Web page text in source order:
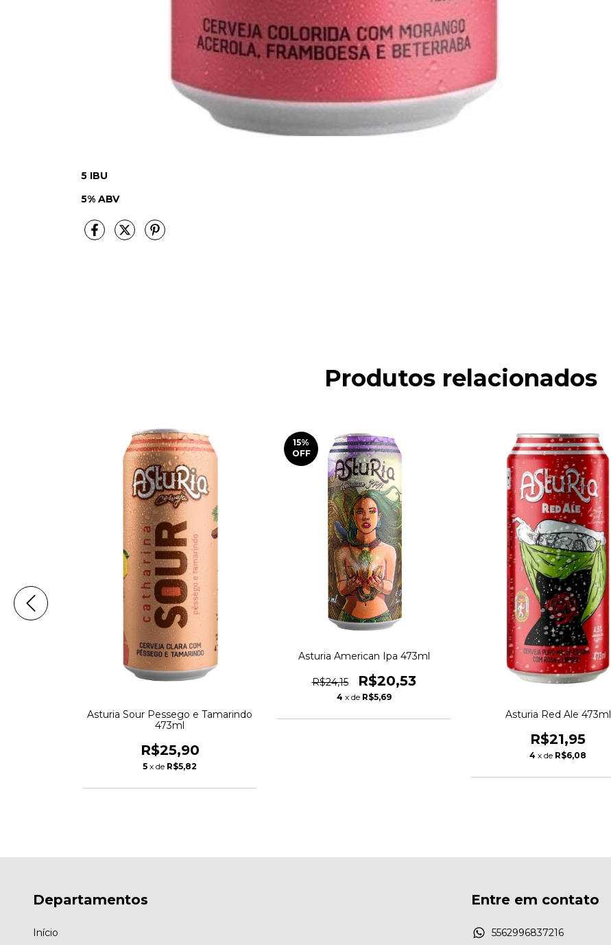
5 IBU
5% ABV
Produtos relacionados
Asturia Sour Pessego e Tamarindo
473ml
R$25,90
5 x de R$5,82
15%
OFF
Asturia American Ipa 473ml
R$24,15 R$20,53
4 x de R$5,69
Asturia Red Ale 473ml
R$21,95
4 x de R$6,08
Departamentos
Início
Entre em contato
5562996837216